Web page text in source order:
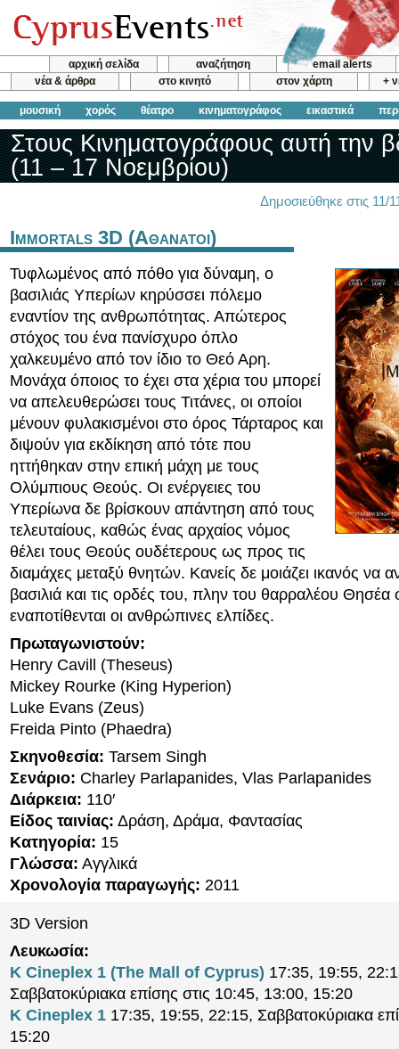
αρχική σελίδα αναζήτηση
email alerts
νέα & άρθρα
στο κινητό στον χάρτη +
μουσική χορός θέατρο κινηματογράφος εικαστικά
Στους Κινηματογράφους αυτή την
(11 – 17 Νοεμβρίου)
Δημοσιεύθηκε στις
Immortals 3D (Αθανατοι)
Τυφλωμένος από πόθο για δύναμη, ο
βασιλιάς Υπερίων κηρύσσει πόλεμο
εναντίον της ανθρωπότητας. Απώτερος
στόχος του ένα πανίσχυρο όπλο
χαλκευμένο από τον ίδιο το Θεό Αρη.
Μονάχα όποιος το έχει στα χέρια του μπορεί
να απελευθερώσει τους Τιτάνες, οι οποίοι
μένουν φυλακισμένοι στο όρος Τάρταρος και
διψούν για εκδίκηση από τότε που
ηττήθηκαν στην επική μάχη με τους
Ολύμπιους Θεούς. Οι ενέργειες του
Υπερίωνα δε βρίσκουν απάντηση από τους
τελευταίους, καθώς ένας αρχαίος νόμος
θέλει τους Θεούς ουδέτερους ως προς τις
διαμάχες μεταξύ θνητών. Κανείς δε μοιάζει ικανός να
βασιλιά και τις ορδές του, πλην του θαρραλέου Θησέα
εναποτίθενται οι ανθρώπινες ελπίδες.
Πρωταγωνιστούν:
Henry Cavill (Theseus)
Mickey Rourke (King Hyperion)
Luke Evans (Zeus)
Freida Pinto (Phaedra)
Σκηνοθεσία: Tarsem Singh
Σενάριο: Charley Parlapanides, Vlas Parlapanides
Διάρκεια: 110′
Είδος ταινίας: Δράση, Δράμα, Φαντασίας
Κατηγορία: 15
Γλώσσα: Αγγλικά
Χρονολογία παραγωγής: 2011
3D Version
Λευκωσία:
K Cineplex 1 (The Mall of Cyprus) 17:35, 19:55,
Σαββατοκύριακα επίσης στις 10:45, 13:00, 15:20
K Cineplex 1 17:35, 19:55, 22:15, Σαββατοκύριακα
15:20